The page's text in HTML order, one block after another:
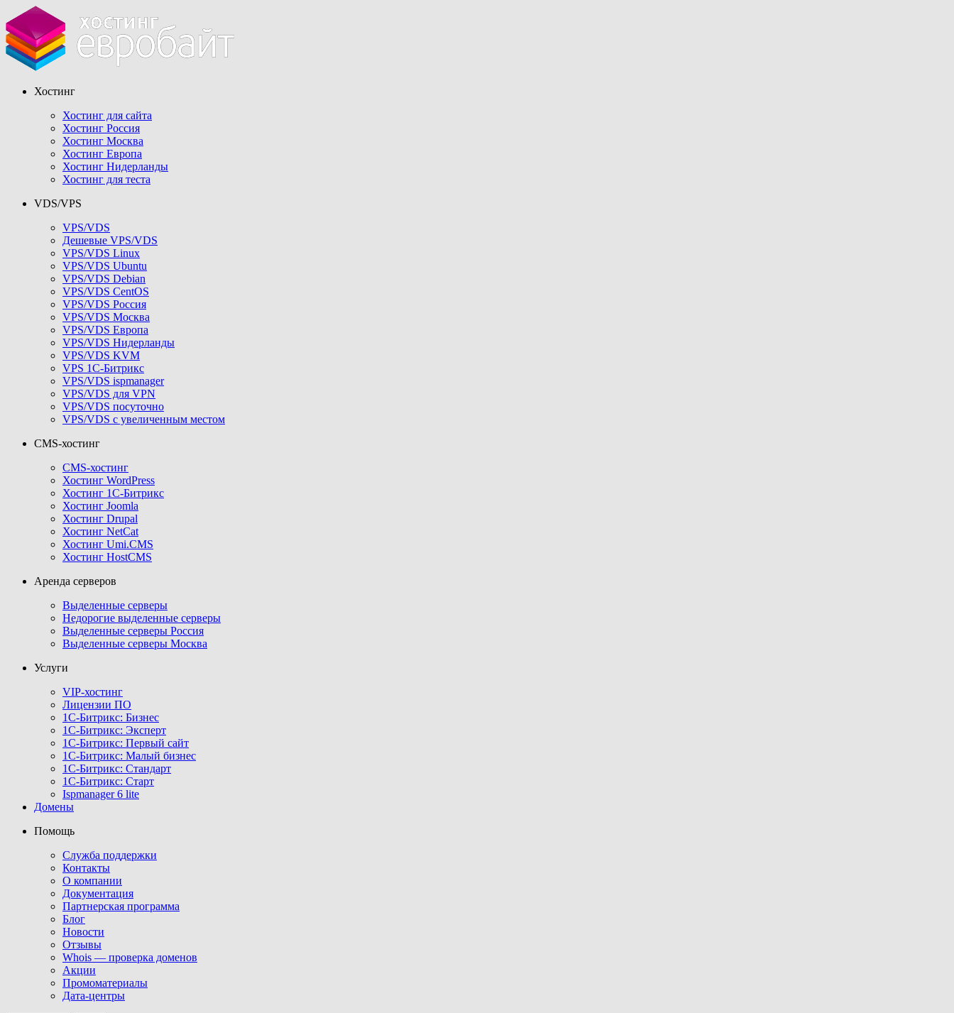
Хостинг
Хостинг для сайта
Хостинг Россия
Хостинг Москва
Хостинг Европа
Хостинг Нидерланды
Хостинг для теста
VDS/VPS
VPS/VDS
Дешевые VPS/VDS
VPS/VDS Linux
VPS/VDS Ubuntu
VPS/VDS Debian
VPS/VDS CentOS
VPS/VDS Россия
VPS/VDS Москва
VPS/VDS Европа
VPS/VDS Нидерланды
VPS/VDS KVM
VPS 1С-Битрикс
VPS/VDS ispmanager
VPS/VDS для VPN
VPS/VDS посуточно
VPS/VDS с увеличенным местом
CMS-хостинг
CMS-хостинг
Хостинг WordPress
Хостинг 1С-Битрикс
Хостинг Joomla
Хостинг Drupal
Хостинг NetCat
Хостинг Umi.CMS
Хостинг HostCMS
Аренда серверов
Выделенные серверы
Недорогие выделенные серверы
Выделенные серверы Россия
Выделенные серверы Москва
Услуги
VIP-хостинг
Лицензии ПО
1С-Битрикс: Бизнес
1С-Битрикс: Эксперт
1С-Битрикс: Первый сайт
1С-Битрикс: Малый бизнес
1С-Битрикс: Стандарт
1С-Битрикс: Старт
Ispmanager 6 lite
Домены
Помощь
Служба поддержки
Контакты
О компании
Документация
Партнерская программа
Блог
Новости
Отзывы
Whois — проверка доменов
Акции
Промоматериалы
Дата-центры